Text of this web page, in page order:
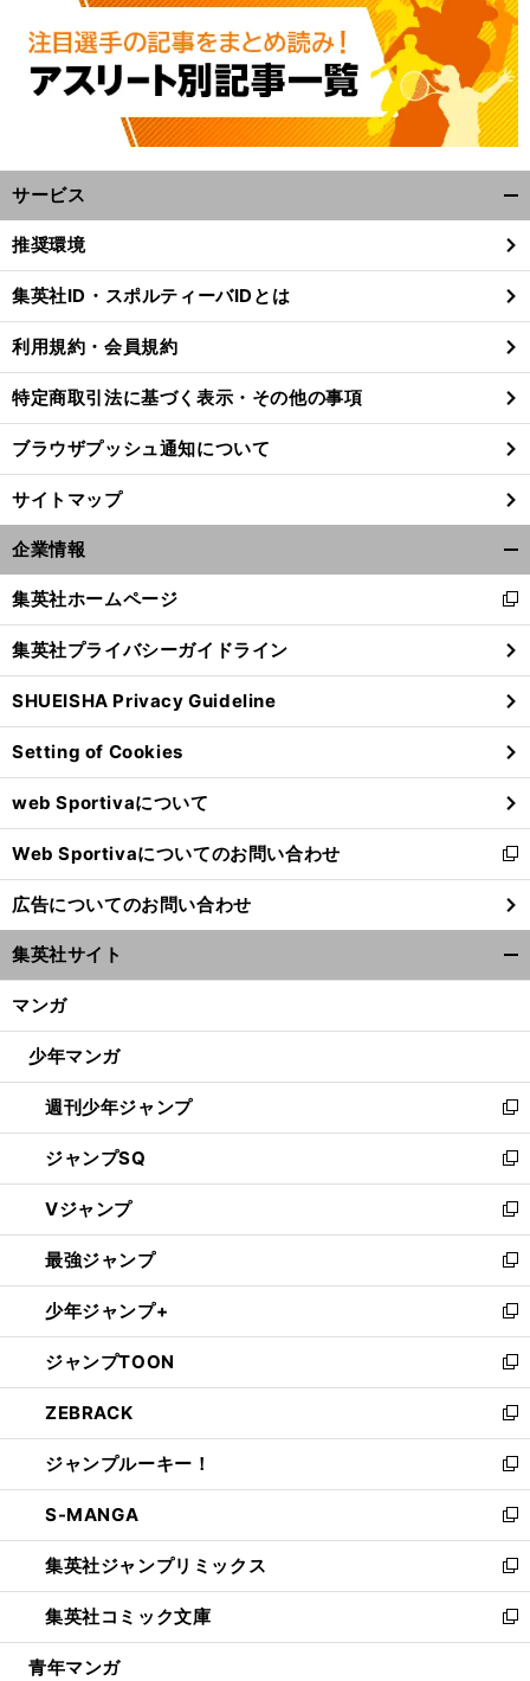
前
へ
サービス
閉
る
推奨環境
集英社ID・スポルティーバIDとは
利用規約・会員規約
特定商取引法に基づく表示・その他の事項
ブラウザプッシュ通知について
サイトマップ
企業情報
閉
る
集英社ホームページ
新
し
い
ウ
ィ
ン
ド
ウ
で
開
く
集英社プライバシーガイドライン
SHUEISHA Privacy Guideline
Setting of Cookies
web Sportivaについて
Web Sportivaについてのお問い合わせ
新
し
い
ウ
ィ
ン
ウ
開
く
広告についてのお問い合わせ
集英社サイト
マンガ
少年マンガ
週刊少年ジャンプ
新
し
い
ウ
ィ
ン
ド
ウ
で
開
く
ジャンプSQ
新
し
い
ウ
ィ
ン
ド
ウ
で
開
く
Vジャンプ
新
し
い
ウ
ィ
ン
ド
ウ
で
開
く
最強ジャンプ
新
し
い
ウ
ィ
ン
ド
ウ
で
開
く
少年ジャンプ+
新
し
い
ウ
ィ
ン
ド
ウ
で
開
く
ジャンプTOON
新
し
い
ウ
ィ
ン
ド
ウ
で
開
く
ZEBRACK
新
し
い
ウ
ィ
ン
ド
ウ
で
開
ジャンプルーキー！
新
し
い
ウ
ィ
ン
ド
ウ
S-MANGA
新
し
い
ウ
ィ
ン
集英社ジャンプリミックス
新
し
い
ウ
集英社コミック文庫
新
し
青年マンガ